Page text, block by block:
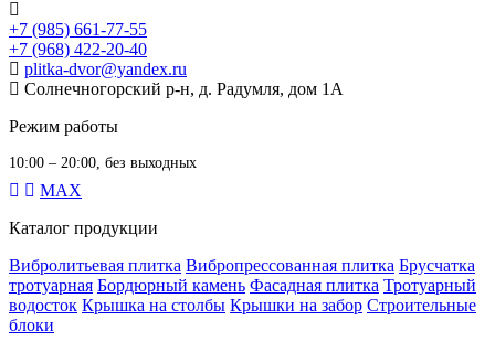
+7 (985) 661-77-55
+7 (968) 422-20-40
plitka-dvor@yandex.ru
Солнечногорский р-н, д. Радумля, дом 1А
Режим работы
10:00 – 20:00, без выходных
MAX
Каталог продукции
Вибролитьевая плитка Вибропрессованная плитка Брусчатка
тротуарная Бордюрный камень Фасадная плитка Тротуарный
водосток Крышка на столбы Крышки на забор Строительные
блоки